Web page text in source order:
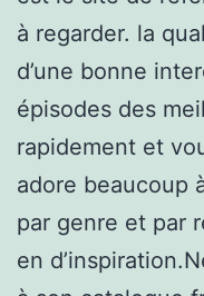
à regarder. la
d’une bonne
épisodes des
rapidement et
adore beaucoup
par genre et par
en